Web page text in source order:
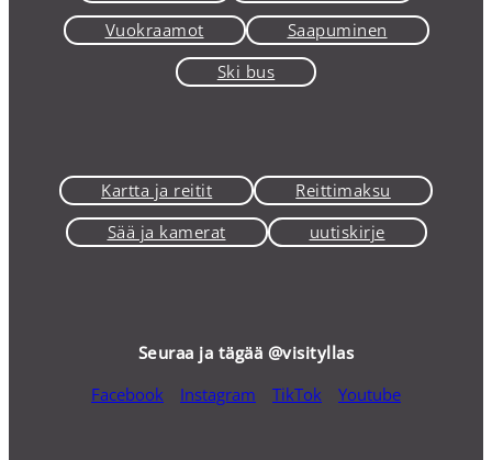
Vuokraamot
Saapuminen
Ski bus
Kartta ja reitit
Reittimaksu
Sää ja kamerat
uutiskirje
Seuraa ja tägää @visityllas
Facebook
Instagram TikTok Youtube